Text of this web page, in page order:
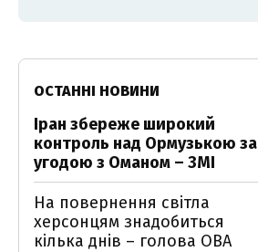
ОСТАННІ НОВИНИ
Іран збереже широкий
контроль над Ормузькою за
угодою з Оманом – ЗМІ
На повернення світла
херсонцям знадобиться
кілька днів – голова ОВА